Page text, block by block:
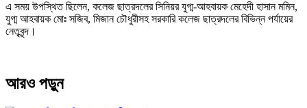
এ সময় উপস্থিত ছিলেন, কলেজ ছাত্রদলের সিনিয়র যুগ্ম-আহবায়ক মেহেদী হাসান মমিন,
যুগ্ম আহবায়ক মোঃ সজিব, মিজান চৌধুরীসহ সরকারি কলেজ ছাত্রদলের বিভিন্ন পর্যায়ের
নেতৃবৃন্দ।
আরও পড়ুন